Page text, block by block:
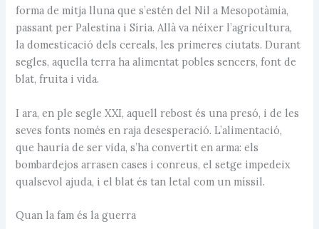
forma de mitja lluna que s’estén del Nil a Mesopotàmia,
passant per Palestina i Síria. Allà va néixer l’agricultura,
la domesticació dels cereals, les primeres ciutats. Durant
segles, aquella terra ha alimentat pobles sencers, font de
blat, fruita i vida.
I ara, en ple segle XXI, aquell rebost és una presó, i de les
seves fonts només en raja desesperació. L’alimentació,
que hauria de ser vida, s’ha convertit en arma: els
bombardejos arrasen cases i conreus, el setge impedeix
qualsevol ajuda, i el blat és tan letal com un míssil.
Quan la fam és la guerra